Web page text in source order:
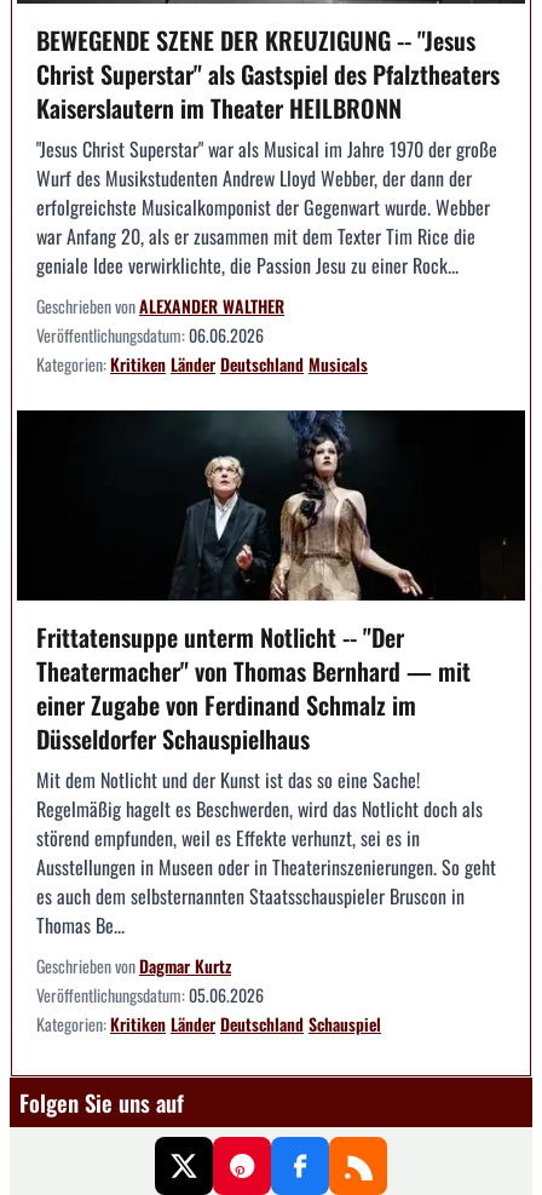
BEWEGENDE SZENE DER KREUZIGUNG -- "Jesus
Christ Superstar" als Gastspiel des Pfalztheaters
Kaiserslautern im Theater HEILBRONN
"Jesus Christ Superstar" war als Musical im Jahre 1970 der große
Wurf des Musikstudenten Andrew Lloyd Webber, der dann der
erfolgreichste Musicalkomponist der Gegenwart wurde. Webber
war Anfang 20, als er zusammen mit dem Texter Tim Rice die
geniale Idee verwirklichte, die Passion Jesu zu einer Rock...
Geschrieben vonALEXANDER WALTHER
Veröffentlichungsdatum:06.06.2026
Kategorien:KritikenLänderDeutschlandMusicals
Frittatensuppe unterm Notlicht -- "Der
Theatermacher" von Thomas Bernhard — mit
einer Zugabe von Ferdinand Schmalz im
Düsseldorfer Schauspielhaus
Mit dem Notlicht und der Kunst ist das so eine Sache!
Regelmäßig hagelt es Beschwerden, wird das Notlicht doch als
störend empfunden, weil es Effekte verhunzt, sei es in
Ausstellungen in Museen oder in Theaterinszenierungen. So geht
es auch dem selbsternannten Staatsschauspieler Bruscon in
Thomas Be...
Geschrieben vonDagmar Kurtz
Veröffentlichungsdatum:05.06.2026
Kategorien:KritikenLänderDeutschlandSchauspiel
Folgen Sie uns auf